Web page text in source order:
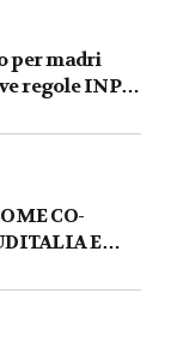
per madri
regole INPS
CO-
E